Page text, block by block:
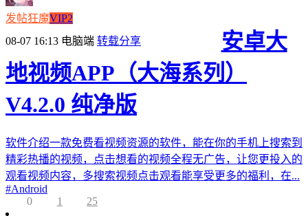
发帖狂魔VIP2
08-07 16:13 电脑端 转载分享
安卓大
地视频APP（大海系列）
V4.2.0 纯净版
软件介绍一款免费看视频资源的软件，能在你的手机上搜索到
精彩热播的视频，点击想看的视频全程无广告，让您更投入的
观看视频内容，多搜索视频点击观看能享受更多的福利，在...
#Android
0
1 25